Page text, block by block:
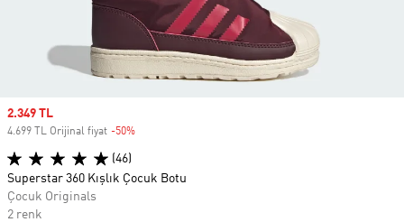
Sale price
2.349 TL
4.699 TL Orijinal fiyat -50%
(46)
Superstar 360 Kışlık Çocuk Botu
Çocuk Originals
2 renk